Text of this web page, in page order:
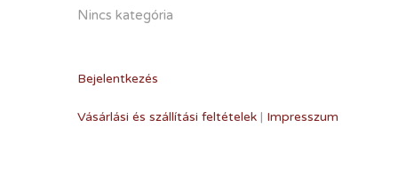
Nincs kategória
Bejelentkezés
Vásárlási és szállítási feltételek | Impresszum